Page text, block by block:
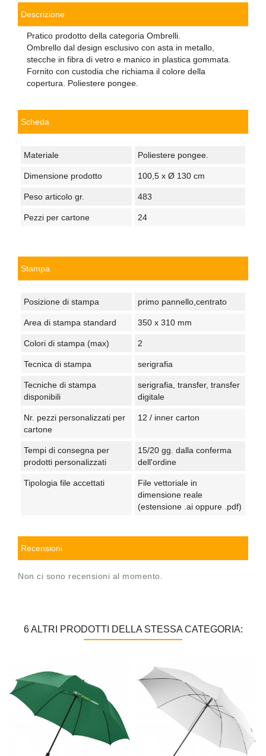
Descrizione
Pratico prodotto della categoria Ombrelli.
Ombrello dal design esclusivo con asta in metallo,
stecche in fibra di vetro e manico in plastica gommata.
Fornito con custodia che richiama il colore della
copertura. Poliestere pongee.
Scheda
Materiale Poliestere pongee.
Dimensione prodotto 100,5 x Ø 130 cm
Peso articolo gr. 483
Pezzi per cartone 24
Stampa
Posizione di stampa primo pannello,centrato
Area di stampa standard 350 x 310 mm
Colori di stampa (max) 2
Tecnica di stampa serigrafia
Tecniche di stampa
disponibili
serigrafia, transfer, transfer
digitale
Nr. pezzi personalizzati per
cartone
12 / inner carton
Tempi di consegna per
prodotti personalizzati
15/20 gg. dalla conferma
dell'ordine
Tipologia file accettati
File vettoriale in
dimensione reale
(estensione .ai oppure .pdf)
Recensioni
Non ci sono recensioni al momento.
6 ALTRI PRODOTTI DELLA STESSA CATEGORIA: